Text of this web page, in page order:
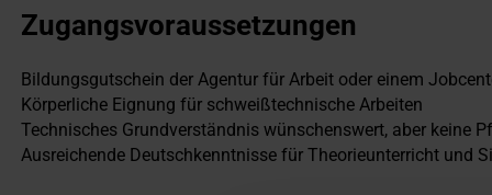
Zugangsvoraussetzungen
Bildungsgutschein der Agentur für Arbeit oder einem
Körperliche Eignung für schweißtechnische Arbeiten
Technisches Grundverständnis wünschenswert, aber keine
Ausreichende Deutschkenntnisse für Theorieunterricht und